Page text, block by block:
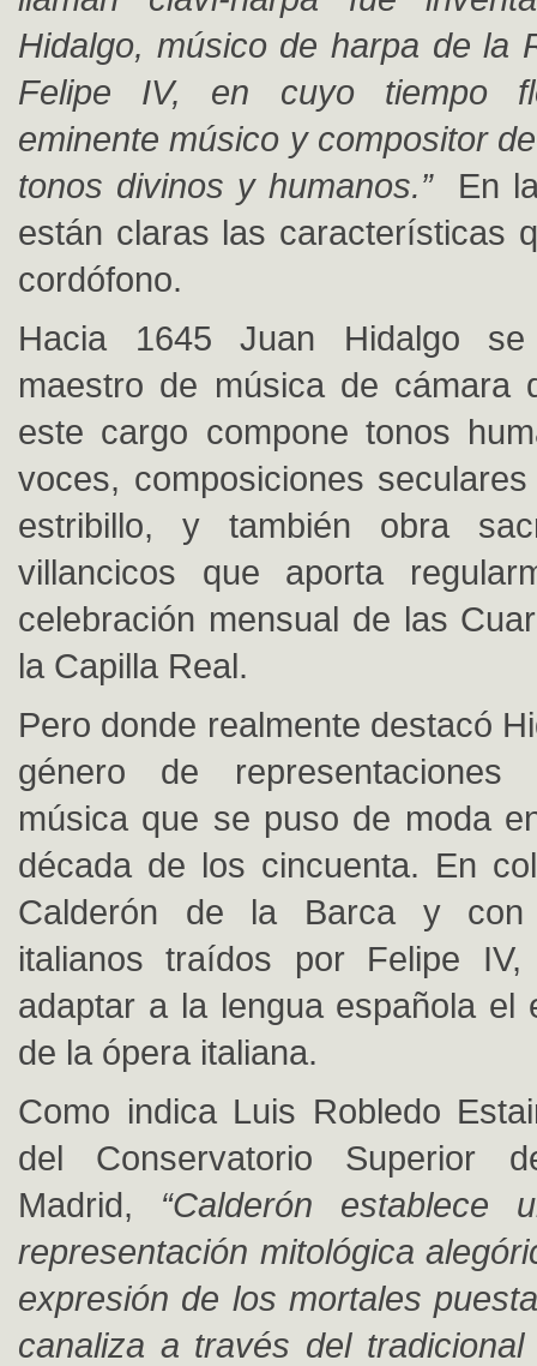
Hidalgo, músico de harpa de la
Felipe IV, en cuyo tiempo
eminente músico y compositor
tonos divinos y humanos.”
En
están claras las características
cordófono.
Hacia 1645 Juan Hidalgo
maestro de música de cámara
este cargo compone tonos
voces, composiciones
estribillo, y también obra
villancicos que aporta
celebración mensual de las
la Capilla Real.
Pero donde realmente destacó
género de representaciones
música que se puso de moda
década de los cincuenta. En
Calderón de la Barca y con
italianos traídos por Felipe
adaptar a la lengua española el
de la ópera italiana.
Como indica Luis Robledo
del Conservatorio Superior
Madrid, “Calderón establece
representación mitológica
expresión de los mortales
canaliza a través del